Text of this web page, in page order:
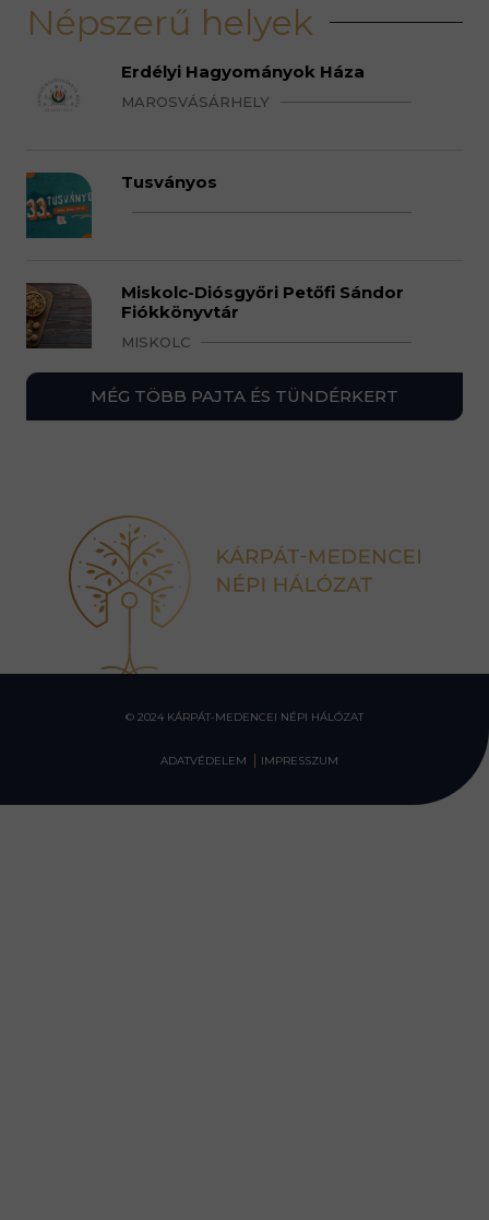
Népszerű helyek
Erdélyi Hagyományok Háza
MAROSVÁSÁRHELY
Tusványos
Miskolc-Diósgyőri Petőfi Sándor
Fiókkönyvtár
MISKOLC
MÉG TÖBB PAJTA ÉS TÜNDÉRKERT
© 2024 KÁRPÁT-MEDENCEI NÉPI HÁLÓZAT
ADATVÉDELEM IMPRESSZUM